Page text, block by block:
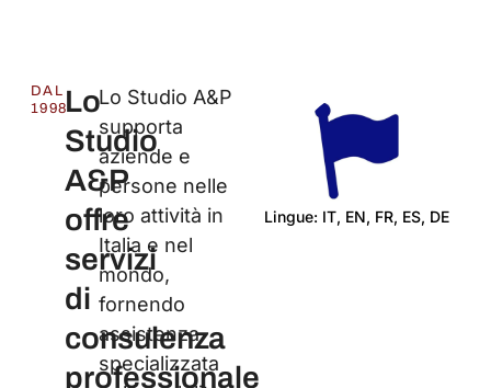
DAL
1998Lo
Studio
A&P
offre
servizi
di
consulenza
professionale
Lo Studio A&P
supporta
aziende e
persone nelle
loro attività in
Italia e nel
mondo,
fornendo
assistenza
specializzata
Lingue: IT, EN, FR, ES, DE